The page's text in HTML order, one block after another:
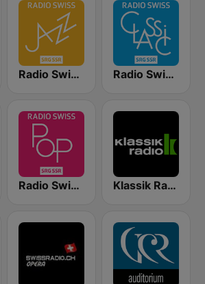
Radio Swiss Jazz Radio Swiss Classic EN
Radio Swiss Pop Klassik Radio Schweiz